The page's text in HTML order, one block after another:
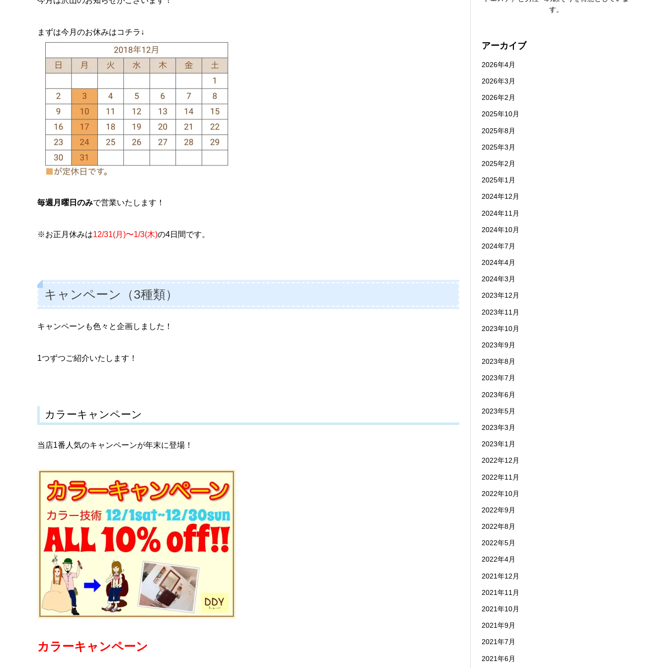
まずは今月のお休みはコチラ↓
毎週月曜日のみで営業いたします！
※お正月休みは12/31(月)〜1/3(木)の4日間です。
キャンペーン（3種類）
キャンペーンも色々と企画しました！
1つずつご紹介いたします！
カラーキャンペーン
当店1番人気のキャンペーンが年末に登場！
カラーキャンペーン
す。
アーカイブ
2026年4月
2026年3月
2026年2月
2025年10月
2025年8月
2025年3月
2025年2月
2025年1月
2024年12月
2024年11月
2024年10月
2024年7月
2024年4月
2024年3月
2023年12月
2023年11月
2023年10月
2023年9月
2023年8月
2023年7月
2023年6月
2023年5月
2023年3月
2023年1月
2022年12月
2022年11月
2022年10月
2022年9月
2022年8月
2022年5月
2022年4月
2021年12月
2021年11月
2021年10月
2021年9月
2021年7月
2021年6月